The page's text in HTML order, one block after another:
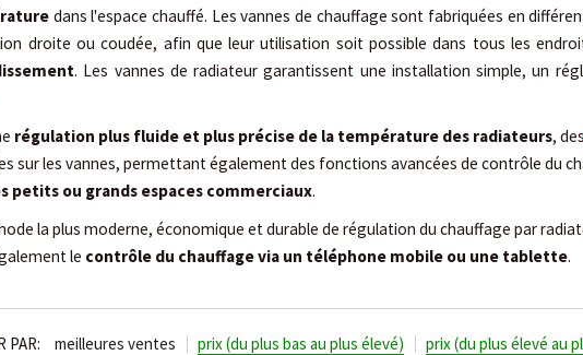
dans l'espace chauffé. Les vannes de chauffage sont fabriquées en
droite ou coudée, afin que leur utilisation soit possible dans tous les
. Les vannes de radiateur garantissent une installation simple, un
régulation plus fluide et plus précise de la température des radiateurs, des
sur les vannes, permettant également des fonctions avancées de contrôle du
petits ou grands espaces commerciaux.
la plus moderne, économique et durable de régulation du chauffage par
le contrôle du chauffage via un téléphone mobile ou une tablette.
PAR: meilleures ventes prix (du plus bas au plus élevé) prix (du plus élevé au